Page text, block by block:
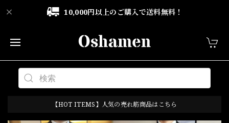
10,000円以上のご購入で送料無料！
【HOT ITEMS】人気の売れ筋商品はこちら